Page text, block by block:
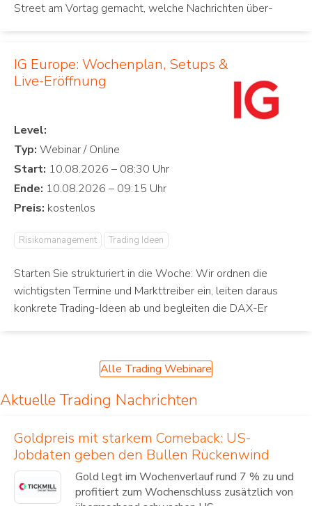
Street am Vortag gemacht, welche Nachrichten über-
IG Europe: Wochenplan, Setups &
Live-Eröffnung
Level:
Typ:
Start:
Ende:
Preis:
Risikomanagement Trading Ideen
Starten Sie strukturiert in die Woche: Wir ordnen die
wichtigsten Termine und Markttreiber ein, leiten daraus
konkrete Trading-Ideen ab und begleiten die DAX-Er
Alle Trading Webinare
Aktuelle Trading Nachrichten
Goldpreis mit starkem Comeback: US-
Jobdaten geben den Bullen Rückenwind
Gold legt im Wochenverlauf rund 7 % zu und
profitiert zum Wochenschluss zusätzlich von